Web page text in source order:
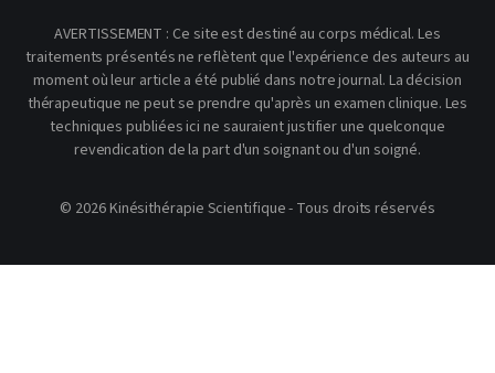
AVERTISSEMENT : Ce site est destiné au corps médical. Les
traitements présentés ne reflètent que l'expérience des auteurs au
moment où leur article a été publié dans notre journal. La décision
thérapeutique ne peut se prendre qu'après un examen clinique. Les
techniques publiées ici ne sauraient justifier une quelconque
revendication de la part d'un soignant ou d'un soigné.
© 2026 Kinésithérapie Scientifique - Tous droits réservés